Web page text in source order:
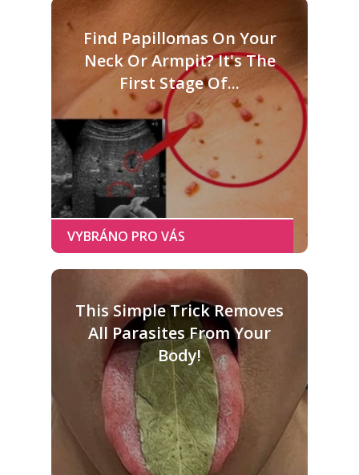
Find Papillomas On Your
Neck Or Armpit? It's The
First Stage Of...
This Simple Trick Removes
All Parasites From Your
Body!